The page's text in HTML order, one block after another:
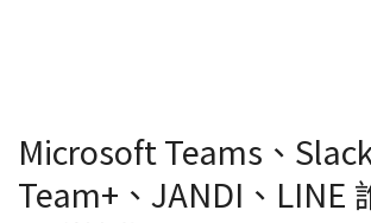
Microsoft Teams、
Team+、JANDI、LINE